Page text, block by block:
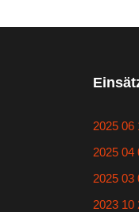
2025 06
2025 04
2025 03
2023 10